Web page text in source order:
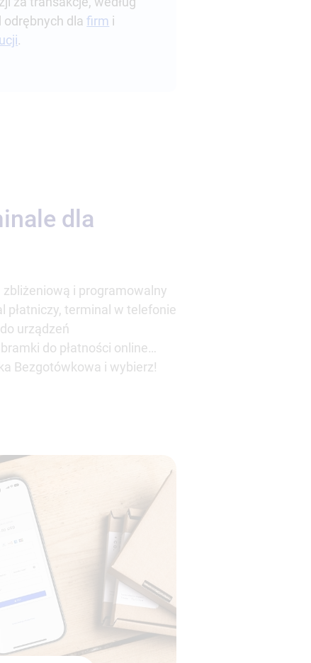
odrębnych dlafirm i
.
dla
zbliżeniową i programowalny
płatniczy, terminal w telefonie
urządzeń
do płatności online…
Bezgotówkowa i wybierz!